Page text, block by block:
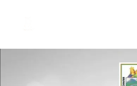
Inicio Real FM